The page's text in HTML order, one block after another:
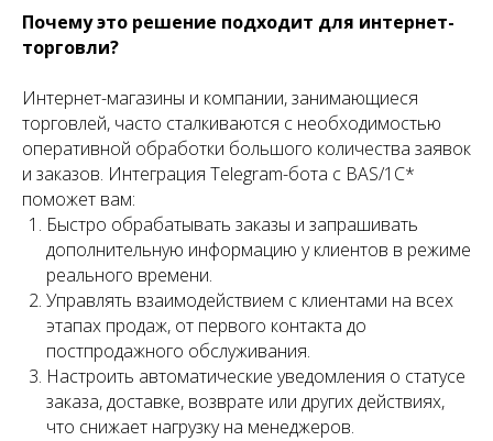
Почему это решение подходит для интернет-
торговли?
Интернет-магазины и компании, занимающиеся
торговлей, часто сталкиваются с необходимостью
оперативной обработки большого количества заявок
и заказов. Интеграция Telegram-бота с BAS/1С*
поможет вам:
Быстро обрабатывать заказы и запрашивать
дополнительную информацию у клиентов в режиме
реального времени.
Управлять взаимодействием с клиентами на всех
этапах продаж, от первого контакта до
постпродажного обслуживания.
Настроить автоматические уведомления о статусе
заказа, доставке, возврате или других действиях,
что снижает нагрузку на менеджеров.